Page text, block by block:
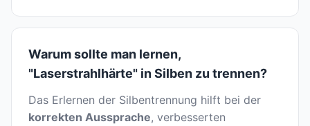
Warum sollte man lernen,
"Laserstrahlhärte" in Silben zu trennen?
Das Erlernen der Silbentrennung hilft bei der
korrekten Aussprache, verbesserten